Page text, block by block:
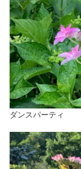
ダンスパーティ